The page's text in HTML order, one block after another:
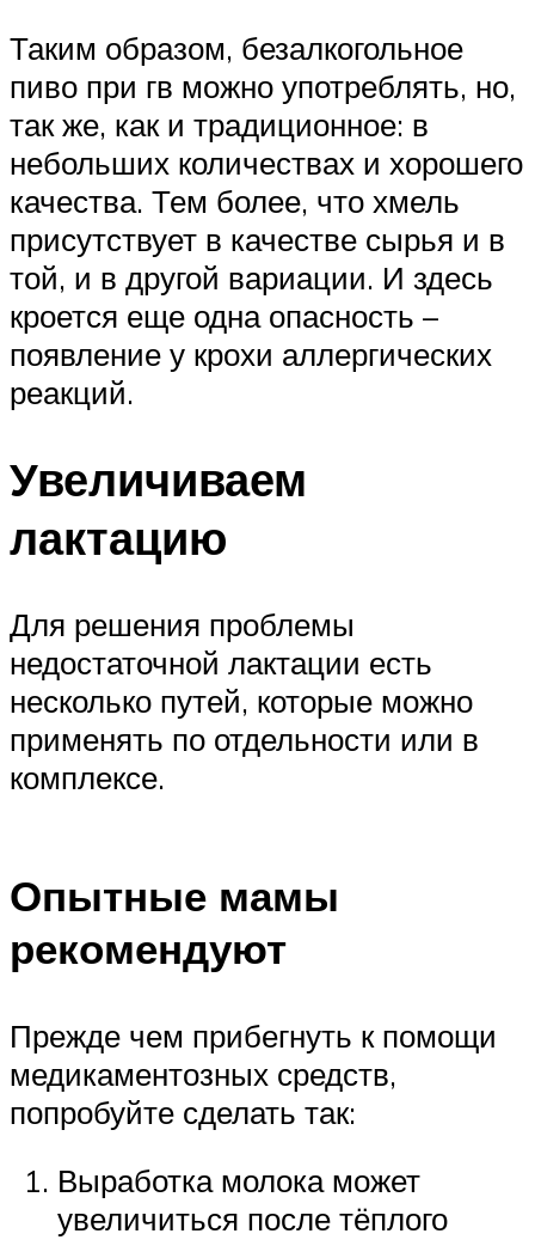
Таким образом, безалкогольное
пиво при гв можно употреблять, но,
так же, как и традиционное: в
небольших количествах и хорошего
качества. Тем более, что хмель
присутствует в качестве сырья и в
той, и в другой вариации. И здесь
кроется еще одна опасность –
появление у крохи аллергических
реакций.
Увеличиваем
лактацию
Для решения проблемы
недостаточной лактации есть
несколько путей, которые можно
применять по отдельности или в
комплексе.
Опытные мамы
рекомендуют
Прежде чем прибегнуть к помощи
медикаментозных средств,
попробуйте сделать так:
Выработка молока может
увеличиться после тёплого